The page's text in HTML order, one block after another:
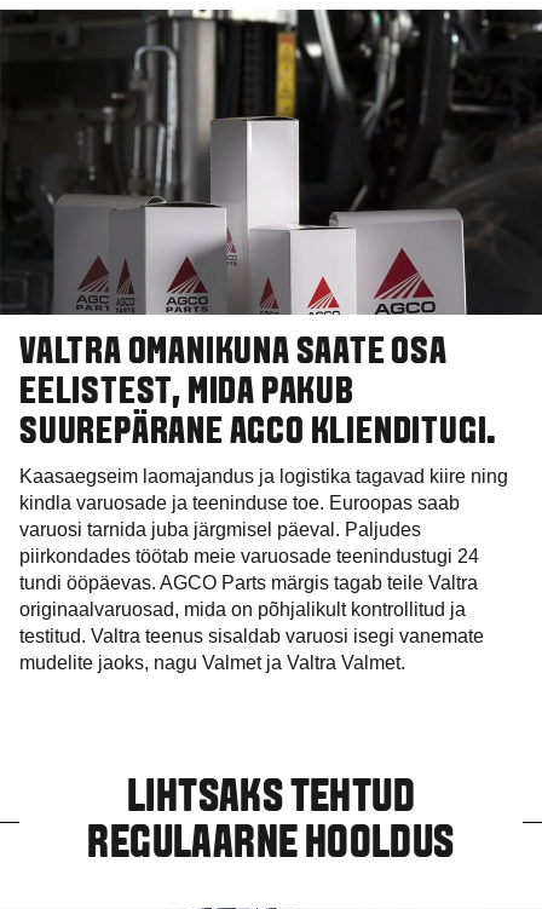
VALTRA OMANIKUNA SAATE OSA
EELISTEST, MIDA PAKUB
SUUREPÄRANE AGCO KLIENDITUGI.
Kaasaegseim laomajandus ja logistika tagavad kiire ning
kindla varuosade ja teeninduse toe. Euroopas saab
varuosi tarnida juba järgmisel päeval. Paljudes
piirkondades töötab meie varuosade teenindustugi 24
tundi ööpäevas. AGCO Parts märgis tagab teile Valtra
originaalvaruosad, mida on põhjalikult kontrollitud ja
testitud. Valtra teenus sisaldab varuosi isegi vanemate
mudelite jaoks, nagu Valmet ja Valtra Valmet.
LIHTSAKS TEHTUD
REGULAARNE HOOLDUS